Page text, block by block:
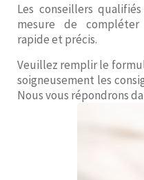
Les conseillers
mesure de
rapide et précis.
Veuillez remplir le
soigneusement les
Nous vous répondrons